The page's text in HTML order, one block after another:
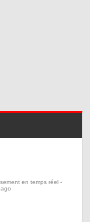
en temps réel -